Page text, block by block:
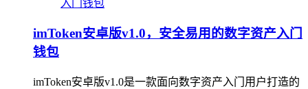
imToken安卓版v1.0，安全易用的数字资产入门
钱包
imToken安卓版v1.0是一款面向数字资产入门用户打造的